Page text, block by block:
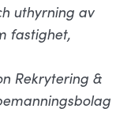
uthyrning av
fastighet,
Rekrytering &